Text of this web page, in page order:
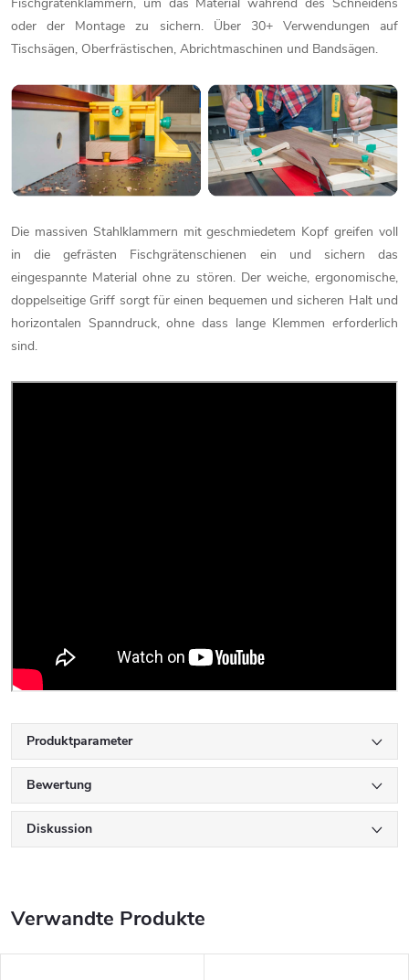
oder der Montage zu sichern. Über 30+ Verwendungen auf
Tischsägen, Oberfrästischen, Abrichtmaschinen und Bandsägen.
Die massiven Stahlklammern mit geschmiedetem Kopf greifen voll
in die gefrästen Fischgrätenschienen ein und sichern das
eingespannte Material ohne zu stören. Der weiche, ergonomische,
doppelseitige Griff sorgt für einen bequemen und sicheren Halt und
horizontalen Spanndruck, ohne dass lange Klemmen erforderlich
sind.
Produktparameter
Bewertung
Diskussion
Verwandte Produkte